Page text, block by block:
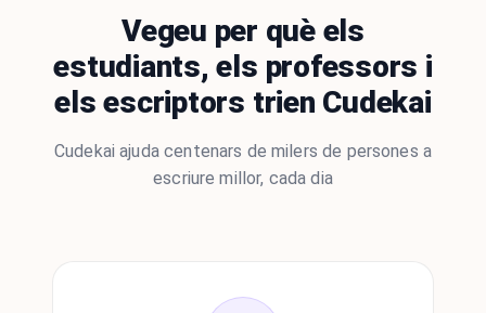
Vegeu per què els
estudiants, els professors i
els escriptors trien Cudekai
Cudekai ajuda centenars de milers de persones a
escriure millor, cada dia